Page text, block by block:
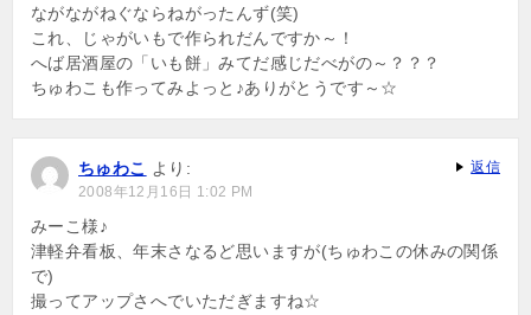
ながながねぐならねがったんず(笑)
これ、じゃがいもで作られだんですか～！
へば居酒屋の「いも餅」みてだ感じだべがの～？？？
ちゅわこも作ってみよっと♪ありがとうです～☆
ちゅわこ より:
2008年12月16日 1:02 PM
みーこ様♪
津軽弁看板、年末さなるど思いますが(ちゅわこの休みの関係
で)
撮ってアップさへでいただぎますね☆
返信